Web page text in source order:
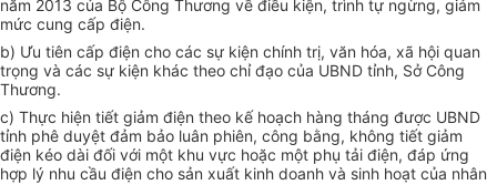
năm 2013 của Bộ Công Thương về điều kiện, trình tự ngừng, giảm
mức cung cấp điện.
b) Ưu tiên cấp điện cho các sự kiện chính trị, văn hóa, xã hội quan
trọng và các sự kiện khác theo chỉ đạo của UBND tỉnh, Sở Công
Thương.
c) Thực hiện tiết giảm điện theo kế hoạch hàng tháng được UBND
tỉnh phê duyệt đảm bảo luân phiên, công bằng, không tiết giảm
điện kéo dài đối với một khu vực hoặc một phụ tải điện, đáp ứng
hợp lý nhu cầu điện cho sản xuất kinh doanh và sinh hoạt của nhân